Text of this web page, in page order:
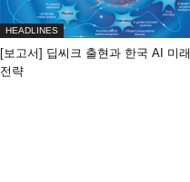
HEADLINES
[보고서] 딥씨크 출현과 한국 AI 미래
전략